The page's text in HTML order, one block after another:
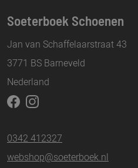
Soeterboek Schoenen
Jan van Schaffelaarstraat 43
3771 BS Barneveld
Nederland
0342 412327
webshop@soeterboek.nl